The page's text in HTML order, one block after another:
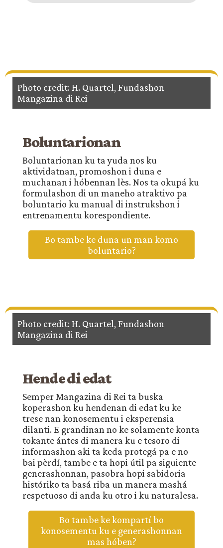
Photo credit: H. Quartel, Fundashon
Mangazina di Rei
Boluntarionan
Boluntarionan ku ta yuda nos ku
aktividatnan, promoshon i duna e
muchanan i hóbennan lès. Nos ta okupá ku
formulashon di un maneho atraktivo pa
boluntario ku manual di instrukshon i
entrenamentu korespondiente.
Bo tambe ke duna un man komo
boluntario?
Photo credit: H. Quartel, Fundashon
Mangazina di Rei
Hende di edat
Semper Mangazina di Rei ta buska
koperashon ku hendenan di edat ku ke
trese nan konosementu i eksperensia
dilanti. E grandinan no ke solamente konta
tokante ántes di manera ku e tesoro di
informashon aki ta keda protegá pa e no
bai pèrdí, tambe e ta hopi útil pa siguiente
generashonnan, pasobra hopi sabidoria
históriko ta basá riba un manera mashá
respetuoso di anda ku otro i ku naturalesa.
Bo tambe ke kompartí bo
konosementu ku e generashonnan
mas hóben?